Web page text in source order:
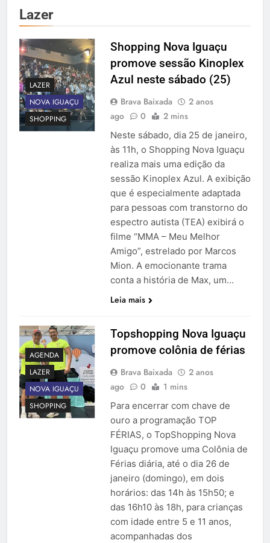
Lazer
LAZER
NOVA IGUAÇU
SHOPPING
Shopping Nova Iguaçu
promove sessão Kinoplex
Azul neste sábado (25)
Brava Baixada
2 anos
ago
0 2 mins
Neste sábado, dia 25 de janeiro,
às 11h, o Shopping Nova Iguaçu
realiza mais uma edição da
sessão Kinoplex Azul. A exibição
que é especialmente adaptada
para pessoas com transtorno do
espectro autista (TEA) exibirá o
filme “MMA – Meu Melhor
Amigo”, estrelado por Marcos
Mion. A emocionante trama
conta a história de Max, um…
Leia mais
AGENDA
LAZER
NOVA IGUAÇU
SHOPPING
Topshopping Nova Iguaçu
promove colônia de férias
Brava Baixada
2 anos
ago
0 1 mins
Para encerrar com chave de
ouro a programação TOP
FÉRIAS, o TopShopping Nova
Iguaçu promove uma Colônia de
Férias diária, até o dia 26 de
janeiro (domingo), em dois
horários: das 14h às 15h50; e
das 16h10 às 18h, para crianças
com idade entre 5 e 11 anos,
acompanhadas dos